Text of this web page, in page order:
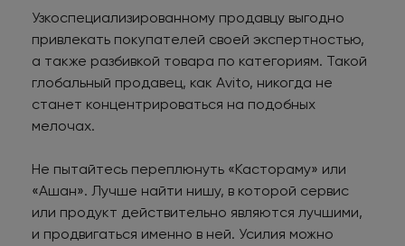
Узкоспециализированному продавцу выгодно
привлекать покупателей своей экспертностью,
а также разбивкой товара по категориям. Такой
глобальный продавец, как Avito, никогда не
станет концентрироваться на подобных
мелочах.
Не пытайтесь переплюнуть «Кастораму» или
«Ашан». Лучше найти нишу, в которой сервис
или продукт действительно являются лучшими,
и продвигаться именно в ней. Усилия можно